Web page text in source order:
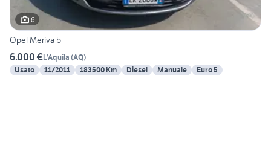
6
Opel Meriva b
6.000 €L'Aquila (AQ)
Usato
11/2011 183500 Km Diesel Manuale Euro 5